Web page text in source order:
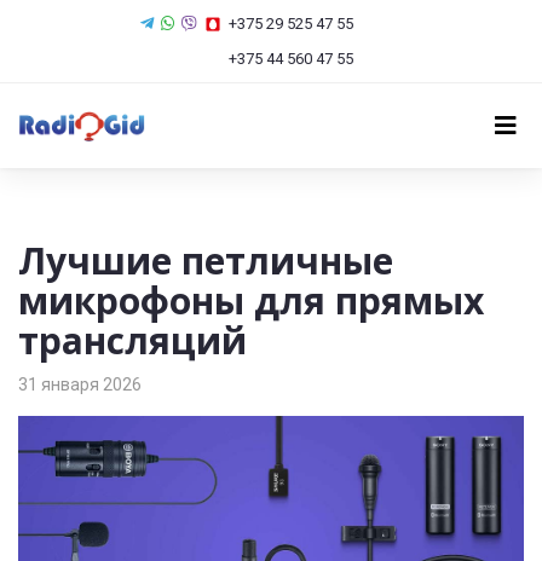
+375 29 525 47 55
+375 44 560 47 55
Лучшие петличные
микрофоны для прямых
трансляций
31 января 2026